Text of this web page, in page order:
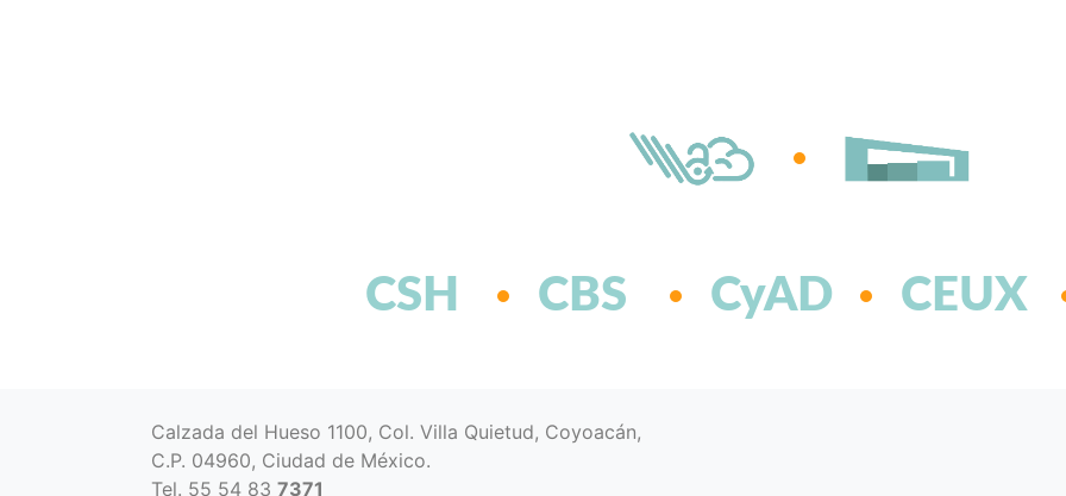
CSH CBS CyAD CEUX
Calzada del Hueso 1100, Col. Villa Quietud, Coyoacán,
C.P. 04960, Ciudad de México.
Tel. 55 54 83 7371